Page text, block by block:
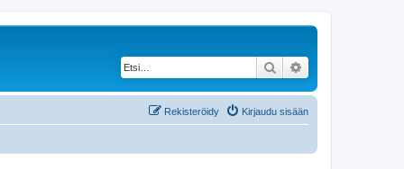
Etsi
Kirjaudu sisään
Rekisteröidy